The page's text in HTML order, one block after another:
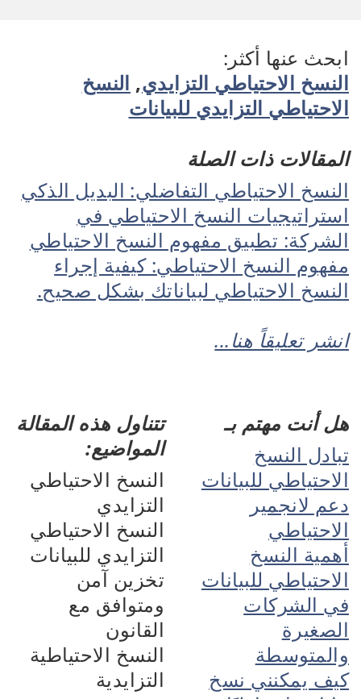
ابحث عنها أكثر:
النسخ الاحتياطي التزايدي, النسخ
الاحتياطي التزايدي للبيانات
المقالات ذات الصلة
النسخ الاحتياطي التفاضلي: البديل الذكي
استراتيجيات النسخ الاحتياطي في
الشركة: تطبيق مفهوم النسخ الاحتياطي
مفهوم النسخ الاحتياطي: كيفية إجراء
النسخ الاحتياطي لبياناتك بشكل صحيح.
انشر تعليقاً هنا...
تتناول هذه المقالة
المواضيع:
النسخ الاحتياطي
التزايدي
النسخ الاحتياطي
التزايدي للبيانات
تخزين آمن
ومتوافق مع
القانون
النسخ الاحتياطية
التزايدية
هل أنت مهتم بـ
تبادل النسخ
الاحتياطي للبيانات
دعم لانجمير
الاحتياطي
أهمية النسخ
الاحتياطي للبيانات
في الشركات
الصغيرة
والمتوسطة
كيف يمكنني نسخ